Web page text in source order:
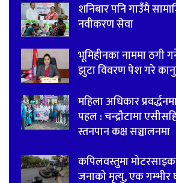
शनिबार पनि गाउँमै
नवीकरण सेवा
भूमिहीनका नाममा ठगी
झुटा विवरण पेश गरे
महिला अधिकार
पहल : चन्द्रौटामा
स्तनपान कक्ष सञ्चालनमा
कपिलवस्तुमा
जनाको मृत्यु, एक गम्भीर